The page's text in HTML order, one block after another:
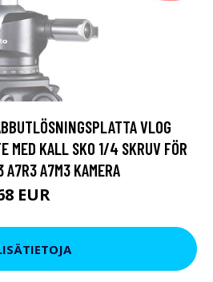
VLOG
MED KALL SKO 1/4 SKRUV FÖR
A7R3 A7M3 KAMERA
EUR